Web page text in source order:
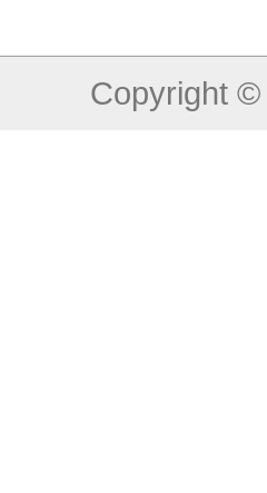
Copyright ©